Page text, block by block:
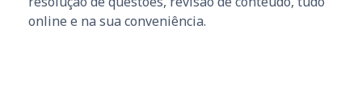
online e na sua conveniência.